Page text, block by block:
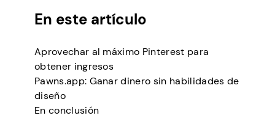
En este artículo
Aprovechar al máximo Pinterest para
obtener ingresos
Pawns.app: Ganar dinero sin habilidades de
diseño
En conclusión